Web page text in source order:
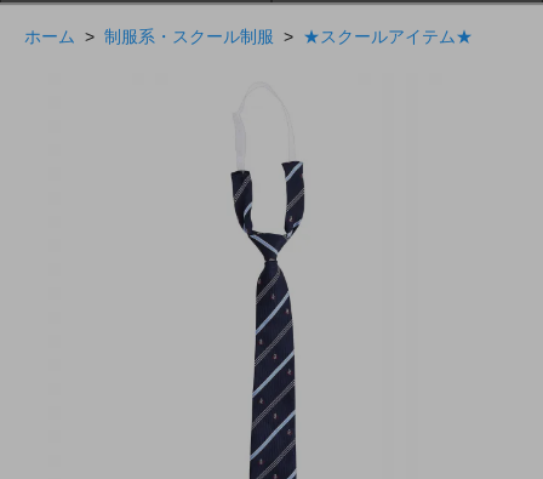
ホーム > 制服系・スクール制服 > ★スクールアイテム★